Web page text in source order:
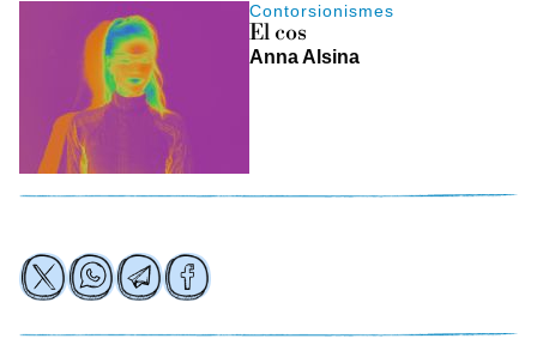
Contorsionismes
El cos
Anna Alsina